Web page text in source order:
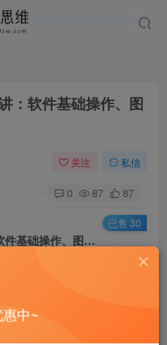
：软件基础操作、图
关注 私信
0 87 87
Photoshop从零到精通100讲：软件基础操作、图像处理技术、高级功能应用
已售 30
中~